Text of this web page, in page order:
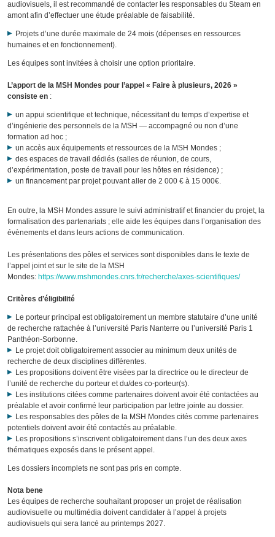
audiovisuels, il est recommandé de contacter les responsables du Steam en
amont afin d’effectuer une étude préalable de faisabilité.
Projets d’une durée maximale de 24 mois (dépenses en ressources
humaines et en fonctionnement).
Les équipes sont invitées à choisir une option prioritaire.
L’apport de la MSH Mondes pour l’appel « Faire à plusieurs, 2026 »
consiste en :
un appui scientifique et technique, nécessitant du temps d’expertise et
d’ingénierie des personnels de la MSH — accompagné ou non d’une
formation ad hoc ;
un accès aux équipements et ressources de la MSH Mondes ;
des espaces de travail dédiés (salles de réunion, de cours,
d’expérimentation, poste de travail pour les hôtes en résidence) ;
un financement par projet pouvant aller de 2 000 € à 15 000€.
En outre, la MSH Mondes assure le suivi administratif et financier du projet, la
formalisation des partenariats ; elle aide les équipes dans l’organisation des
évènements et dans leurs actions de communication.
Les présentations des pôles et services sont disponibles dans le texte de
l’appel joint et sur le site de la MSH
Mondes: https://www.mshmondes.cnrs.fr/recherche/axes-scientifiques/
Critères d’éligibilité
Le porteur principal est obligatoirement un membre statutaire d’une unité
de recherche rattachée à l’université Paris Nanterre ou l’université Paris 1
Panthéon-Sorbonne.
Le projet doit obligatoirement associer au minimum deux unités de
recherche de deux disciplines différentes.
Les propositions doivent être visées par la directrice ou le directeur de
l’unité de recherche du porteur et du/des co-porteur(s).
Les institutions citées comme partenaires doivent avoir été contactées au
préalable et avoir confirmé leur participation par lettre jointe au dossier.
Les responsables des pôles de la MSH Mondes cités comme partenaires
potentiels doivent avoir été contactés au préalable.
Les propositions s’inscrivent obligatoirement dans l’un des deux axes
thématiques exposés dans le présent appel.
Les dossiers incomplets ne sont pas pris en compte.
Nota bene
Les équipes de recherche souhaitant proposer un projet de réalisation
audiovisuelle ou multimédia doivent candidater à l’appel à projets
audiovisuels qui sera lancé au printemps 2027.